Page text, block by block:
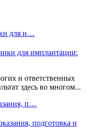
для и…
и ответственных
здесь во многом...
п…